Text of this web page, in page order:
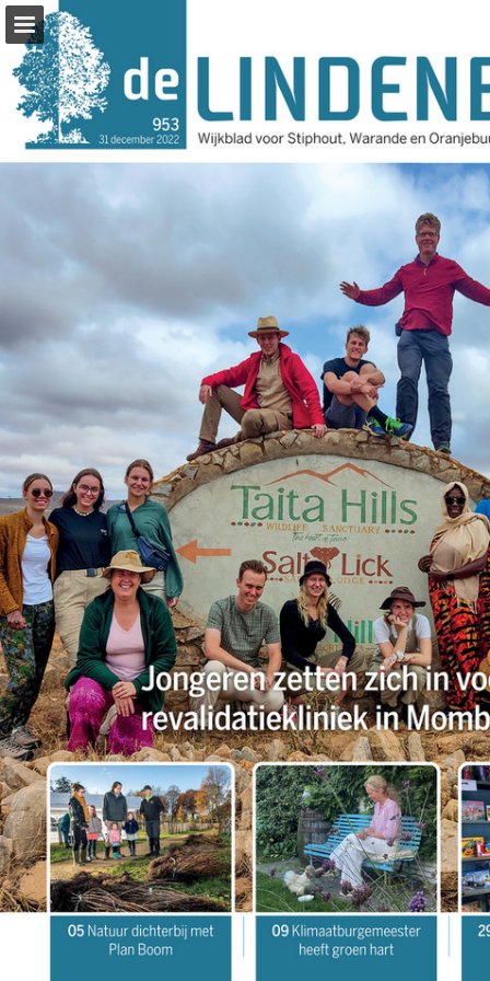
Pagina overzicht
Zoeken
Publicatie rapporteren